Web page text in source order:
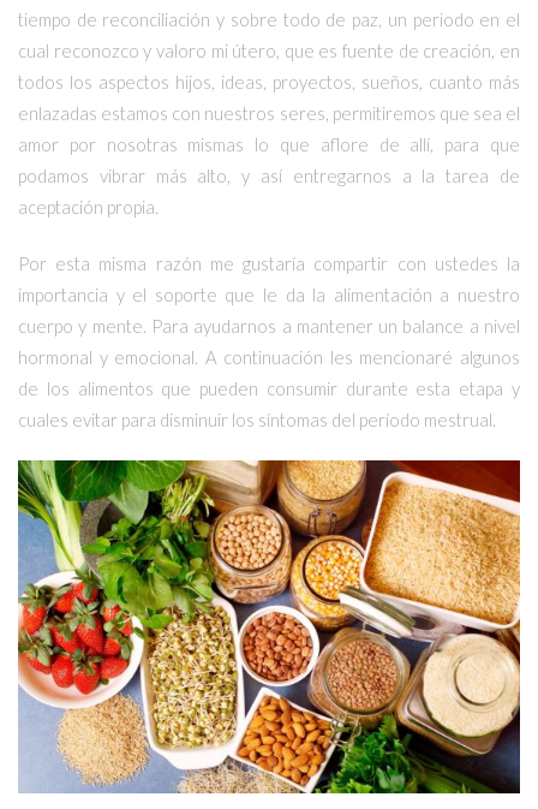
tiempo de reconciliación y sobre todo de paz, un periodo en el
cual reconozco y valoro mi útero, que es fuente de creación, en
todos los aspectos hijos, ideas, proyectos, sueños, cuanto más
enlazadas estamos con nuestros seres, permitiremos que sea el
amor por nosotras mismas lo que aflore de allí, para que
podamos vibrar más alto, y así entregarnos a la tarea de
aceptación propia.
Por esta misma razón me gustaría compartir con ustedes la
importancia y el soporte que le da la alimentación a nuestro
cuerpo y mente. Para ayudarnos a mantener un balance a nivel
hormonal y emocional. A continuación les mencionaré algunos
de los alimentos que pueden consumir durante esta etapa y
cuales evitar para disminuir los síntomas del período mestrual.